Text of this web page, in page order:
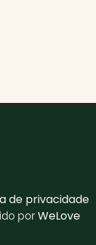
de privacidade
por WeLove